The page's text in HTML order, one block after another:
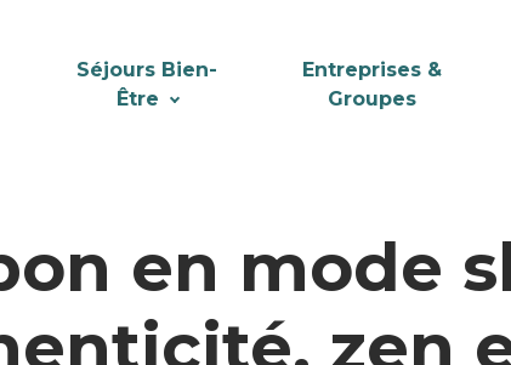
Séjours Bien-
Être
Entreprises &
Groupes
en mode
zen